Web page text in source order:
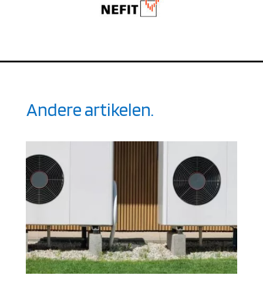
Andere artikelen.